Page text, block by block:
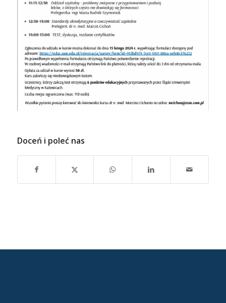
Doceń i poleć nas